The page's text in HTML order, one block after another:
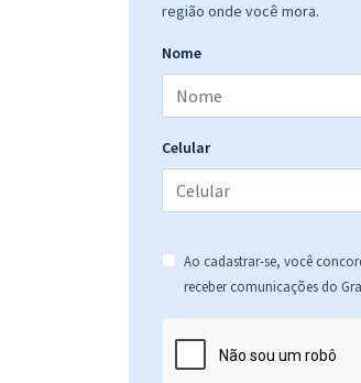
região onde você mora.
Nome
Celular
Ao cadastrar-se, você
receber comunicações do